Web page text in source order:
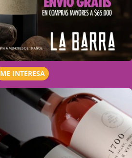
ME INTERESA